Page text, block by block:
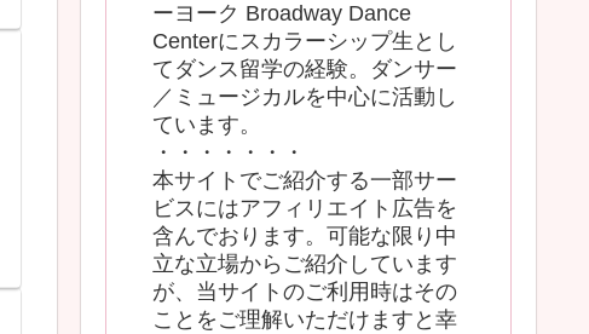
ーヨーク Broadway Dance
Centerにスカラーシップ生とし
てダンス留学の経験。ダンサー
／ミュージカルを中心に活動し
ています。
・・・・・・・
本サイトでご紹介する一部サー
ビスにはアフィリエイト広告を
含んでおります。可能な限り中
立な立場からご紹介しています
が、当サイトのご利用時はその
ことをご理解いただけますと幸